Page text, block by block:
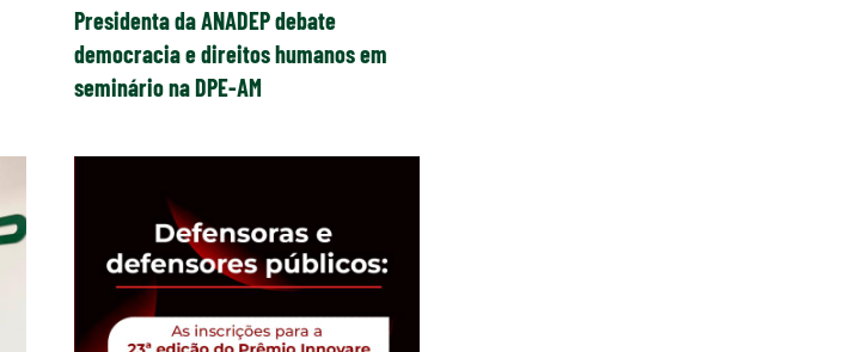
Presidenta da ANADEP debate
democracia e direitos humanos em
seminário na DPE-AM